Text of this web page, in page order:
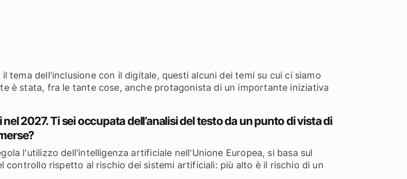
tema dell'inclusione con il digitale, questi alcuni dei temi su cui ci siamo
è stata, fra le tante cose, anche protagonista di un importante iniziativa
nel 2027.Ti sei occupata dell’analisi del testo da un punto di vista di
l'utilizzo dell'intelligenza artificiale nell'Unione Europea, si basa sul
controllo rispetto al rischio dei sistemi artificiali: più alto è il rischio di un